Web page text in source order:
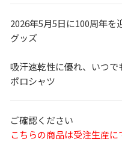
2026年5月5日に100周年
グッズ
吸汗速乾性に優れ、いつ
ポロシャツ
ご確認ください
こちらの商品は受注生産に